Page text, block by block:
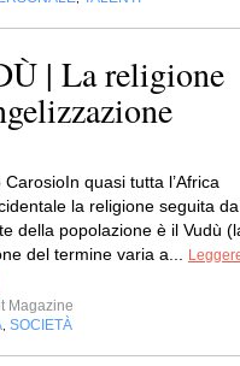
| La religione
quasi tutta l’Africa
la religione seguita da
della popolazione è il Vudù
del termine varia a...
Magazine
SOCIETÀ